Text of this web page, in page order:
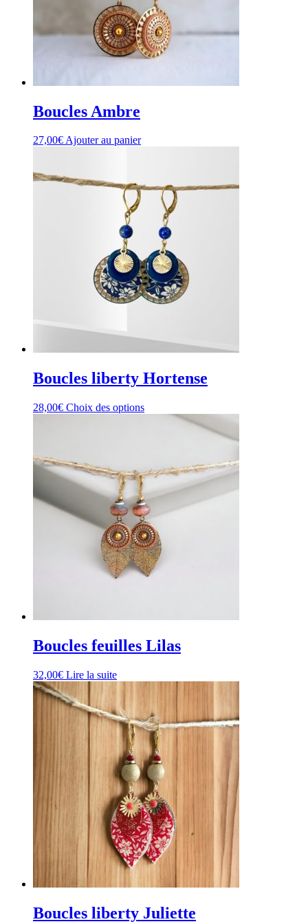
Boucles Ambre
27,00€Ajouter au panier
Boucles liberty Hortense
28,00€ Choix des optionsCe
produit
Les
options
peuvent
être
choisies
sur
la
page
du
produit
Boucles feuilles Lilas
32,00€ Lire la suite
Boucles liberty Juliette